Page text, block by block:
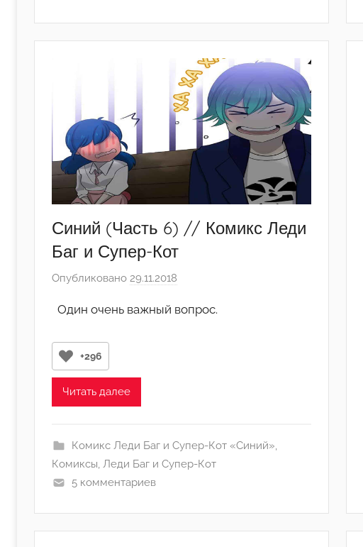
Синий (Часть 6) // Комикс Леди
Баг и Супер-Кот
Опубликовано 29.11.2018
т
т
ё
Один очень важный вопрос.
+296
Читать далее
Комикс Леди Баг и Супер-Кот «Синий»,
Комиксы, Леди Баг и Супер-Кот
5 комментариев